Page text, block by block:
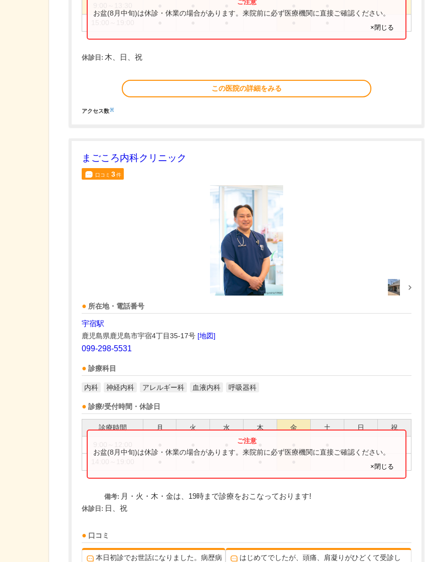
お盆(8月中旬)は休診・休業の場合があります。来院前に必ず医療機関に直接ご確認ください。
×閉じる
休診日: 木、日、祝
この医院の詳細をみる
アクセス数※
まごころ内科クリニック
口コミ 3件
所在地・電話番号
宇宿駅
鹿児島県鹿児島市宇宿4丁目35-17号 [地図]
099-298-5531
診療科目
内科 神経内科 アレルギー科 血液内科 呼吸器科
診療/受付時間・休診日
診療時間 月 火 水 木 金 土 日 祝
お盆(8月中旬)は休診・休業の場合があります。来院前に必ず医療機関に直接ご確認ください。
×閉じる
備考: 月・火・木・金は、19時まで診療をおこなっております!
休診日: 日、祝
口コミ
本日初診でお世話になりました。病歴病
はじめてでしたが、頭痛、肩凝りがひどくて受診し